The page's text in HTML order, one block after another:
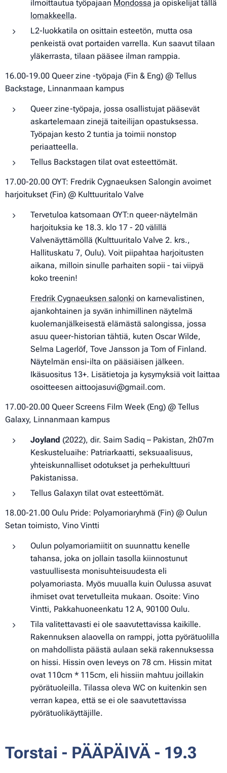
ilmoittautua työpajaan Mondossa ja opiskelijat tällä
lomakkeella.
L2-luokkatila on osittain esteetön, mutta osa
penkeistä ovat portaiden varrella. Kun saavut tilaan
yläkerrasta, tilaan pääsee ilman ramppia.
16.00-19.00 Queer zine -työpaja (Fin & Eng) @ Tellus
Backstage, Linnanmaan kampus
Queer zine-työpaja, jossa osallistujat pääsevät
askartelemaan zinejä taiteilijan opastuksessa.
Työpajan kesto 2 tuntia ja toimii nonstop
periaatteella.
Tellus Backstagen tilat ovat esteettömät.
17.00-20.00 OYT: Fredrik Cygnaeuksen Salongin avoimet
harjoitukset (Fin) @ Kulttuuritalo Valve
Tervetuloa katsomaan OYT:n queer-näytelmän
harjoituksia ke 18.3. klo 17 - 20 välillä
Valvenäyttämöllä (Kulttuuritalo Valve 2. krs.,
Hallituskatu 7, Oulu). Voit piipahtaa harjoitusten
aikana, milloin sinulle parhaiten sopii - tai viipyä
koko treenin!
Fredrik Cygnaeuksen salonki on karnevalistinen,
ajankohtainen ja syvän inhimillinen näytelmä
kuolemanjälkeisestä elämästä salongissa, jossa
asuu queer-historian tähtiä, kuten Oscar Wilde,
Selma Lagerlöf, Tove Jansson ja Tom of Finland.
Näytelmän ensi-ilta on pääsiäisen jälkeen.
Ikäsuositus 13+. Lisätietoja ja kysymyksiä voit laittaa
osoitteesen aittoojasuvi@gmail.com.
17.00-20.00 Queer Screens Film Week (Eng) @ Tellus
Galaxy, Linnanmaan kampus
Joyland (2022), dir. Saim Sadiq – Pakistan, 2h07m
Keskusteluaihe: Patriarkaatti, seksuaalisuus,
yhteiskunnalliset odotukset ja perhekulttuuri
Pakistanissa.
Tellus Galaxyn tilat ovat esteettömät.
18.00-21.00 Oulu Pride: Polyamoriaryhmä (Fin) @ Oulun
Setan toimisto, Vino Vintti
Oulun polyamoriamiitit on suunnattu kenelle
tahansa, joka on jollain tasolla kiinnostunut
vastuullisesta monisuhteisuudesta eli
polyamoriasta. Myös muualla kuin Oulussa asuvat
ihmiset ovat tervetulleita mukaan. Osoite: Vino
Vintti, Pakkahuoneenkatu 12 A, 90100 Oulu.
Tila valitettavasti ei ole saavutettavissa kaikille.
Rakennuksen alaovella on ramppi, jotta pyörätuolilla
on mahdollista päästä aulaan sekä rakennuksessa
on hissi. Hissin oven leveys on 78 cm. Hissin mitat
ovat 110cm * 115cm, eli hissiin mahtuu joillakin
pyörätuoleilla. Tilassa oleva WC on kuitenkin sen
verran kapea, että se ei ole saavutettavissa
pyörätuolikäyttäjille.
Torstai - PÄÄPÄIVÄ - 19.3